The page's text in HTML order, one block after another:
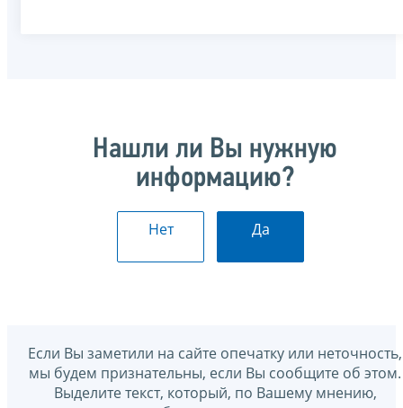
Нашли ли Вы нужную
информацию?
Нет Да
Если Вы заметили на сайте опечатку или неточность,
мы будем признательны, если Вы сообщите об этом.
Выделите текст, который, по Вашему мнению,